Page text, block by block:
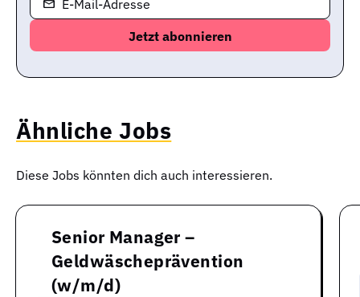
E-Mail-Adresse
Ähnliche Jobs
Diese Jobs könnten dich auch interessieren.
Senior Manager –
Geldwäscheprävention
(w/m/d)